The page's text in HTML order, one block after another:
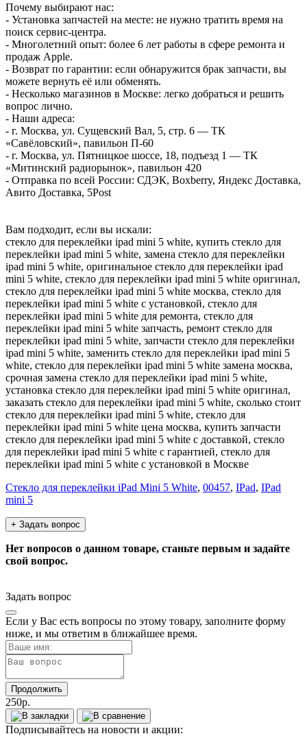
Почему выбирают нас:
- Установка запчастей на месте: не нужно тратить время на
поиск сервис-центра.
- Многолетний опыт: более 6 лет работы в сфере ремонта и
продаж Apple.
- Возврат по гарантии: если обнаружится брак запчасти, вы
можете вернуть её или обменять.
- Несколько магазинов в Москве: легко добраться и решить
вопрос лично.
- Наши адреса:
- г. Москва, ул. Сущевский Вал, 5, стр. 6 — ТК
«Савёловский», павильон П-60
- г. Москва, ул. Пятницкое шоссе, 18, подъезд 1 — ТК
«Митинский радиорынок», павильон 420
- Отправка по всей России: СДЭК, Boxberry, Яндекс Доставка,
Авито Доставка, 5Post
Вам подходит, если вы искали:
стекло для переклейки ipad mini 5 white, купить стекло для
переклейки ipad mini 5 white, замена стекло для переклейки
ipad mini 5 white, оригинальное стекло для переклейки ipad
mini 5 white, стекло для переклейки ipad mini 5 white оригинал,
стекло для переклейки ipad mini 5 white москва, стекло для
переклейки ipad mini 5 white с установкой, стекло для
переклейки ipad mini 5 white для ремонта, стекло для
переклейки ipad mini 5 white запчасть, ремонт стекло для
переклейки ipad mini 5 white, запчасти стекло для переклейки
ipad mini 5 white, заменить стекло для переклейки ipad mini 5
white, стекло для переклейки ipad mini 5 white замена москва,
срочная замена стекло для переклейки ipad mini 5 white,
установка стекло для переклейки ipad mini 5 white оригинал,
заказать стекло для переклейки ipad mini 5 white, сколько стоит
стекло для переклейки ipad mini 5 white, стекло для
переклейки ipad mini 5 white цена москва, купить запчасти
стекло для переклейки ipad mini 5 white с доставкой, стекло
для переклейки ipad mini 5 white с гарантией, стекло для
переклейки ipad mini 5 white с установкой в Москве
Стекло для переклейки iPad Mini 5 White, 00457, IPad, IPad
mini 5
+ Задать вопрос
Нет вопросов о данном товаре, станьте первым и задайте
свой вопрос.
Задать вопрос
Если у Вас есть вопросы по этому товару, заполните форму
ниже, и мы ответим в ближайшее время.
Продолжить
250р.
Подписывайтесь на новости и акции: